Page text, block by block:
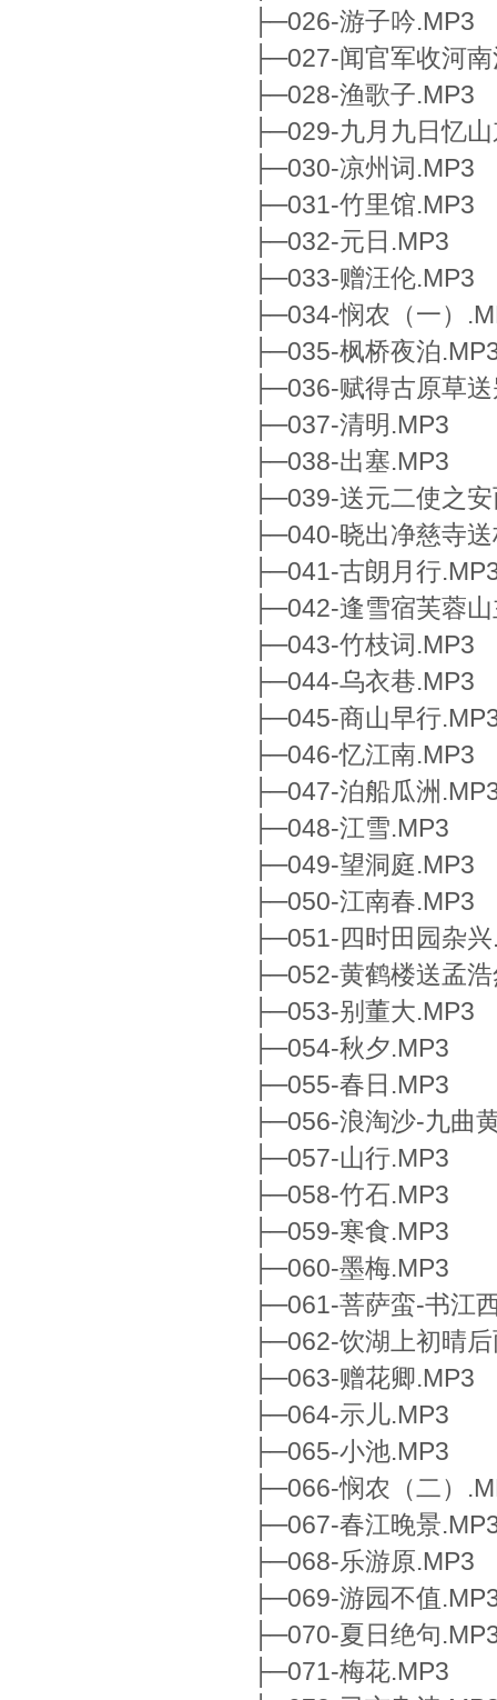
├─026-游子吟.MP3
├─027-闻官军收河
├─028-渔歌子.MP3
├─029-九月九日忆
├─030-凉州词.MP3
├─031-竹里馆.MP3
├─032-元日.MP3
├─033-赠汪伦.MP3
├─034-悯农（一）
├─035-枫桥夜泊
├─036-赋得古原草
├─037-清明.MP3
├─038-出塞.MP3
├─039-送元二使之
├─040-晓出净慈寺
├─041-古朗月行
├─042-逢雪宿芙蓉
├─043-竹枝词.MP3
├─044-乌衣巷.MP3
├─045-商山早行
├─046-忆江南.MP3
├─047-泊船瓜洲
├─048-江雪.MP3
├─049-望洞庭.MP3
├─050-江南春.MP3
├─051-四时田园杂
├─052-黄鹤楼送孟
├─053-别董大.MP3
├─054-秋夕.MP3
├─055-春日.MP3
├─056-浪淘沙-九曲
├─057-山行.MP3
├─058-竹石.MP3
├─059-寒食.MP3
├─060-墨梅.MP3
├─061-菩萨蛮-书江
├─062-饮湖上初晴
├─063-赠花卿.MP3
├─064-示儿.MP3
├─065-小池.MP3
├─066-悯农（二）
├─067-春江晚景
├─068-乐游原.MP3
├─069-游园不值
├─070-夏日绝句
├─071-梅花.MP3